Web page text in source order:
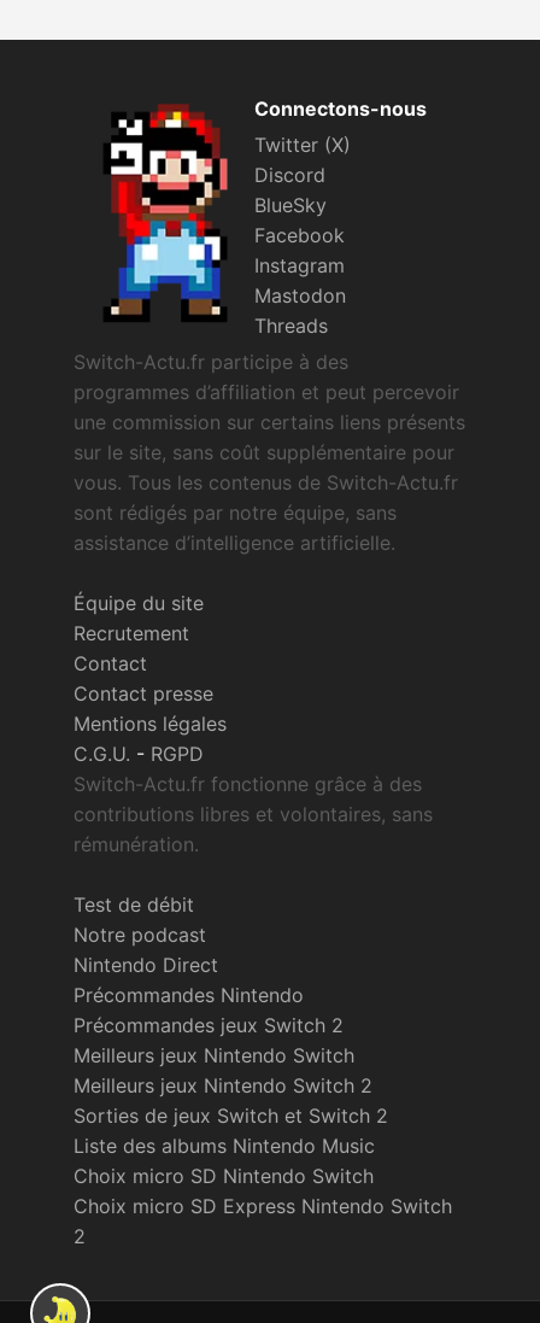
Connectons-nous
Twitter (X)
Discord
BlueSky
Facebook
Instagram
Mastodon
Threads
Switch-Actu.fr participe à des
programmes d’affiliation et peut percevoir
une commission sur certains liens présents
sur le site, sans coût supplémentaire pour
vous. Tous les contenus de Switch-Actu.fr
sont rédigés par notre équipe, sans
assistance d’intelligence artificielle.
Équipe du site
Recrutement
Contact
Contact presse
Mentions légales
C.G.U. - RGPD
Switch-Actu.fr fonctionne grâce à des
contributions libres et volontaires, sans
rémunération.
Test de débit
Notre podcast
Nintendo Direct
Précommandes Nintendo
Précommandes jeux Switch 2
Meilleurs jeux Nintendo Switch
Meilleurs jeux Nintendo Switch 2
Sorties de jeux Switch et Switch 2
Liste des albums Nintendo Music
Choix micro SD Nintendo Switch
Choix micro SD Express Nintendo Switch
2